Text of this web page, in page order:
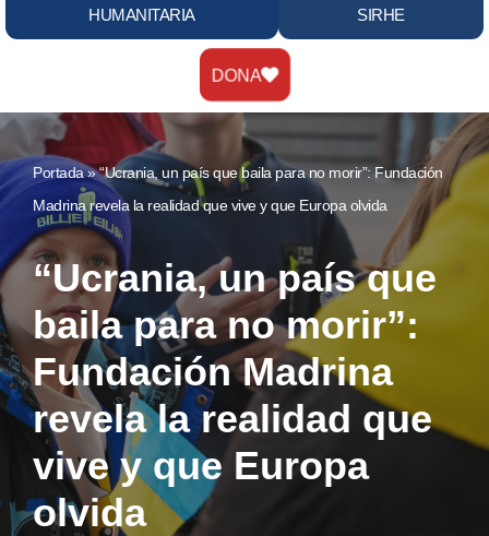
HUMANITARIA
SIRHE
DONA
Portada»“Ucrania, un país que baila para no morir”: Fundación
Madrina revela la realidad que vive y que Europa olvida
“Ucrania, un país que
baila para no morir”:
Fundación Madrina
revela la realidad que
vive y que Europa
olvida